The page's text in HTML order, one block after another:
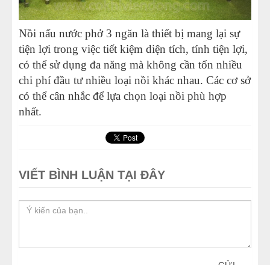
Nồi nấu nước phở 3 ngăn là thiết bị mang lại sự
tiện lợi trong việc tiết kiệm diện tích, tính tiện lợi,
có thể sử dụng đa năng mà không cần tốn nhiều
chi phí đầu tư nhiều loại nồi khác nhau. Các cơ sở
có thể cân nhắc để lựa chọn loại nồi phù hợp
nhất.
VIẾT BÌNH LUẬN TẠI ĐÂY